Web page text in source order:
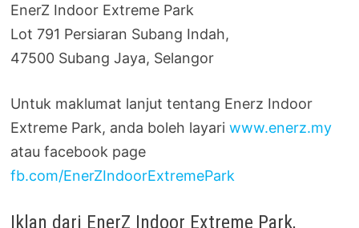
EnerZ Indoor Extreme Park
Lot 791 Persiaran Subang Indah,
47500 Subang Jaya, Selangor
Untuk maklumat lanjut tentang Enerz Indoor
Extreme Park, anda boleh layariwww.enerz.my
atau facebook page
fb.com/EnerZIndoorExtremePark
Iklan dari EnerZ Indoor Extreme Park,